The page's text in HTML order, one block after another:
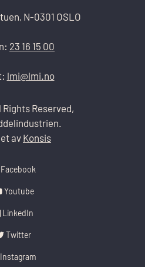
N-0301 OSLO
23 16 15 00
lmi@lmi.no
Reserved,
av Konsis
Facebook
Youtube
LinkedIn
Twitter
Instagram